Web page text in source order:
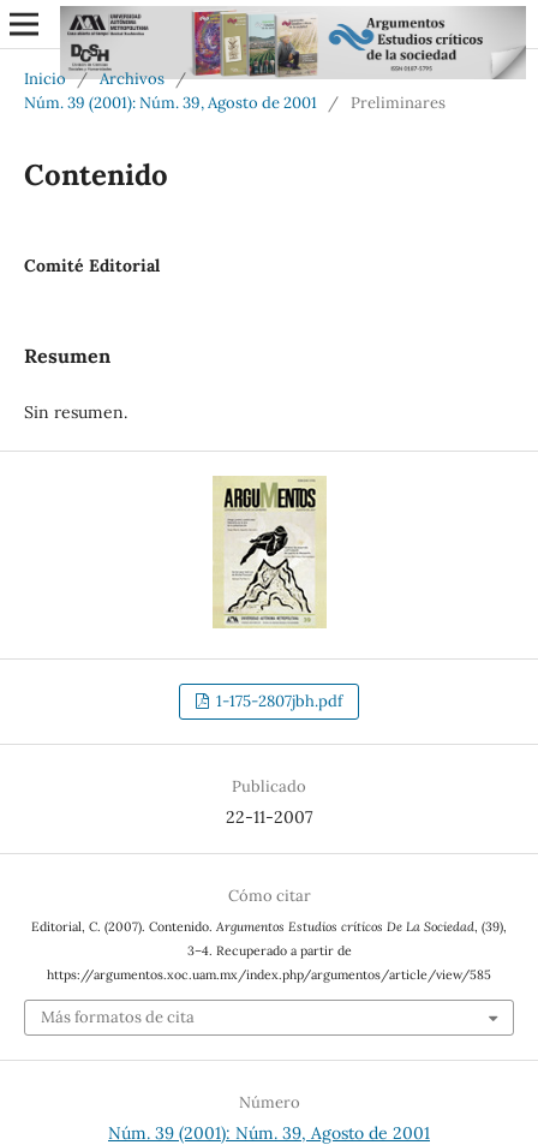
Inicio / Archivos /
Núm. 39 (2001): Núm. 39, Agosto de 2001
/ Preliminares
Contenido
Comité Editorial
Resumen
Sin resumen.
1-175-2807jbh.pdf
Publicado
22-11-2007
Cómo citar
Editorial, C. (2007). Contenido. Argumentos Estudios críticos De La Sociedad, (39),
3–4. Recuperado a partir de
https://argumentos.xoc.uam.mx/index.php/argumentos/article/view/585
Más formatos de cita
Número
Núm. 39 (2001): Núm. 39, Agosto de 2001